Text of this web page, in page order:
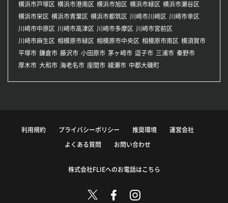
横浜市戸塚区 横浜市港南区 横浜市旭区 横浜市緑区 横浜市瀬谷区
横浜市栄区 横浜市青葉区 横浜市都筑区 川崎市川崎区 川崎市幸区
川崎市中原区 川崎市高津区 川崎市多摩区 川崎市宮前区
川崎市麻生区 相模原市緑区 相模原市中央区 相模原市南区 横須賀市
平塚市 鎌倉市 藤沢市 小田原市 茅ヶ崎市 逗子市 三浦市 秦野市
厚木市 大和市 海老名市 座間市 綾瀬市 中郡大磯町
利用規約 プライバシーポリシー 推奨環境 運営会社
よくある質問 お問い合わせ
株式会社FLIEへのお電話はこちら